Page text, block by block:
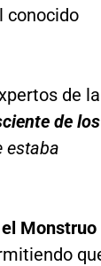
conocido
de la
de los
estaba
el Monstruo